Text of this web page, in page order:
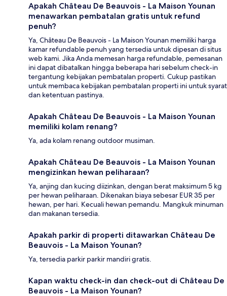
Apakah Château De Beauvois - La Maison Younan
menawarkan pembatalan gratis untuk refund
penuh?
Ya, Château De Beauvois - La Maison Younan memiliki harga
kamar refundable penuh yang tersedia untuk dipesan di situs
web kami. Jika Anda memesan harga refundable, pemesanan
ini dapat dibatalkan hingga beberapa hari sebelum check-in
tergantung kebijakan pembatalan properti. Cukup pastikan
untuk membaca kebijakan pembatalan properti ini untuk syarat
dan ketentuan pastinya.
Apakah Château De Beauvois - La Maison Younan
memiliki kolam renang?
Ya, ada kolam renang outdoor musiman.
Apakah Château De Beauvois - La Maison Younan
mengizinkan hewan peliharaan?
Ya, anjing dan kucing diizinkan, dengan berat maksimum 5 kg
per hewan peliharaan. Dikenakan biaya sebesar EUR 35 per
hewan, per hari. Kecuali hewan pemandu. Mangkuk minuman
dan makanan tersedia.
Apakah parkir di properti ditawarkan Château De
Beauvois - La Maison Younan?
Ya, tersedia parkir parkir mandiri gratis.
Kapan waktu check-in dan check-out di Château De
Beauvois - La Maison Younan?